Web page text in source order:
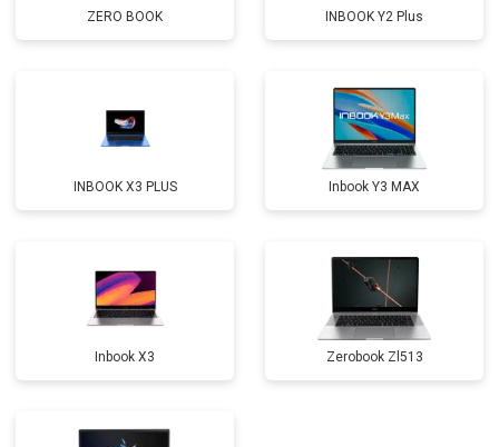
Прошивка BIOS от 1500 ₽ Заказать
Ремонт петель от 3990 ₽ Заказать
ZERO BOOK INBOOK Y2 Plus
INBOOK X3 PLUS Inbook Y3 MAX
Inbook X3 Zerobook Zl513